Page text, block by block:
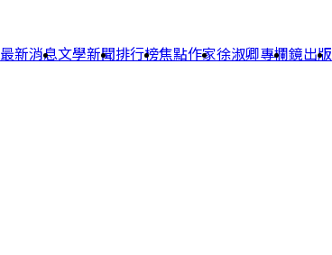
最新消息文學新聞排行榜焦點作家徐淑卿專欄鏡出版